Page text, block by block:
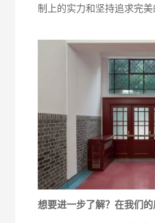
制上的实力和坚持追求完美
想要进一步了解？在我们的